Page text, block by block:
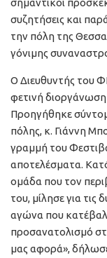
σημαντικοί
συζητήσεις και
την πόλη της
γόνιμης
O Διευθυντής του
φετινή
Προηγήθηκε
πόλης, κ. Γιάννη
γραμμή του
αποτελέσματα.
ομάδα που τον
του, μίλησε για τις
αγώνα που
προσανατολισμό
μας αφορά»,